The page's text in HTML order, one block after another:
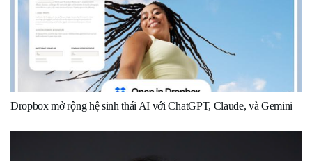
Dropbox mở rộng hệ sinh thái AI với ChatGPT, Claude, và Gemini